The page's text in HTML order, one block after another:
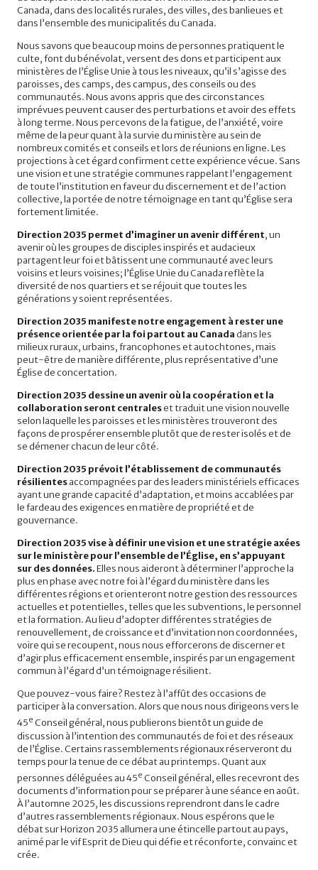
Canada, dans des localités rurales, des villes, des banlieues et
dans l’ensemble des municipalités du Canada.
Nous savons que beaucoup moins de personnes pratiquent le
culte, font du bénévolat, versent des dons et participent aux
ministères de l’Église Unie à tous les niveaux, qu’il s’agisse des
paroisses, des camps, des campus, des conseils ou des
communautés. Nous avons appris que des circonstances
imprévues peuvent causer des perturbations et avoir des effets
à long terme. Nous percevons de la fatigue, de l’anxiété, voire
même de la peur quant à la survie du ministère au sein de
nombreux comités et conseils et lors de réunions en ligne. Les
projections à cet égard confirment cette expérience vécue. Sans
une vision et une stratégie communes rappelant l’engagement
de toute l’institution en faveur du discernement et de l’action
collective, la portée de notre témoignage en tant qu’Église sera
fortement limitée.
Direction 2035 permet d’imaginer un avenir différent, un
avenir où les groupes de disciples inspirés et audacieux
partagent leur foi et bâtissent une communauté avec leurs
voisins et leurs voisines; l’Église Unie du Canada reflète la
diversité de nos quartiers et se réjouit que toutes les
générations y soient représentées.
Direction 2035 manifeste notre engagement à rester une
présence orientée par la foi partout au Canada dans les
milieux ruraux, urbains, francophones et autochtones, mais
peut-être de manière différente, plus représentative d’une
Église de concertation.
Direction 2035 dessine un avenir où la coopération et la
collaboration seront centraleset traduit une vision nouvelle
selon laquelle les paroisses et les ministères trouveront des
façons de prospérer ensemble plutôt que de rester isolés et de
se démener chacun de leur côté.
Direction 2035 prévoit l’établissement de communautés
résilientesaccompagnées par des leaders ministériels efficaces
ayant une grande capacité d’adaptation, et moins accablées par
le fardeau des exigences en matière de propriété et de
gouvernance.
Direction 2035 vise à définir une vision et une stratégie axées
sur le ministère pour l’ensemble de l’Église, en s’appuyant
sur des données.Elles nous aideront à déterminer l’approche la
plus en phase avec notre foi à l’égard du ministère dans les
différentes régions et orienteront notre gestion des ressources
actuelles et potentielles, telles que les subventions, le personnel
et la formation. Au lieu d’adopter différentes stratégies de
renouvellement, de croissance et d’invitation non coordonnées,
voire qui se recoupent, nous nous efforcerons de discerner et
d’agir plus efficacement ensemble, inspirés par un engagement
commun à l’égard d’un témoignage résilient.
Que pouvez-vous faire? Restez à l’affût des occasions de
participer à la conversation. Alors que nous nous dirigeons vers le
45e Conseil général, nous publierons bientôt un guide de
discussion à l’intention des communautés de foi et des réseaux
de l’Église. Certains rassemblements régionaux réserveront du
temps pour la tenue de ce débat au printemps. Quant aux
personnes déléguées au 45e Conseil général, elles recevront des
documents d’information pour se préparer à une séance en août.
À l’automne 2025, les discussions reprendront dans le cadre
d’autres rassemblements régionaux. Nous espérons que le
débat sur Horizon 2035 allumera une étincelle partout au pays,
animé par le vif Esprit de Dieu qui défie et réconforte, convainc et
crée.